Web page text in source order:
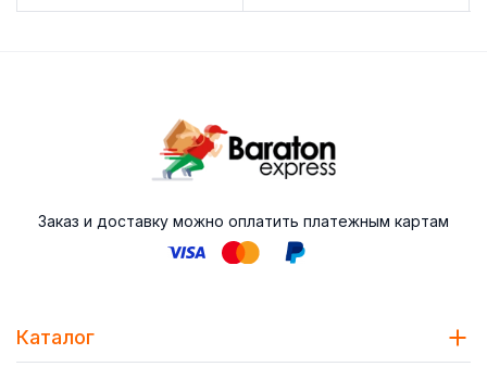
Заказ и доставку можно оплатить платежным картам
Каталог